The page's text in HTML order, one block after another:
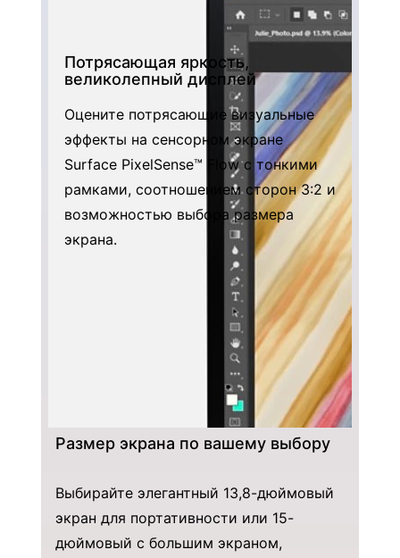
Потрясающая яркость,
великолепный дисплей
Оцените потрясающие визуальные
эффекты на сенсорном экране
Surface PixelSense™ Flow с тонкими
рамками, соотношением сторон 3:2 и
возможностью выбора размера
экрана.
Размер экрана по вашему выбору
Выбирайте элегантный 13,8-дюймовый
экран для портативности или 15-
дюймовый с большим экраном,